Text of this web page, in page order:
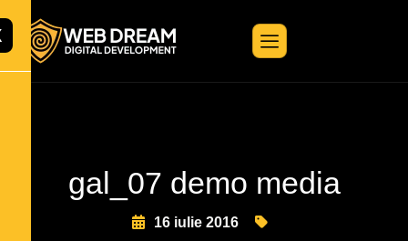
gal_07 demo media
16 iulie 2016